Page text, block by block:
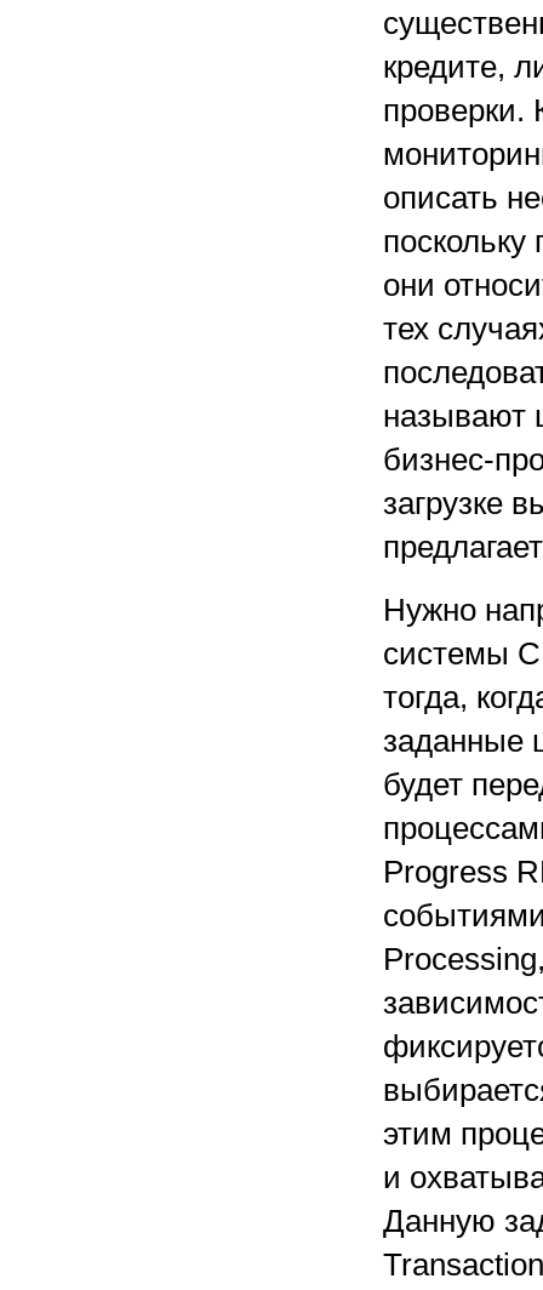
кредите,
проверки.
описать
они
тех
называют
бизнес-
загрузке
Нужно
системы
тогда,
заданные
будет
Progress
этим
и
Данную